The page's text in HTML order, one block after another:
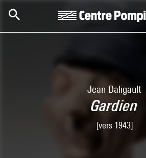
Jean Daligault
Gardien
[vers 1943]